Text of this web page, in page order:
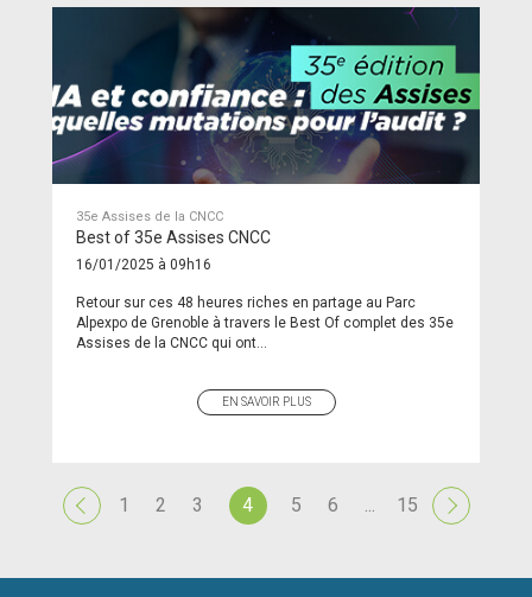
35e Assises de la CNCC
Best of 35e Assises CNCC
16/01/2025 à 09h16
Retour sur ces 48 heures riches en partage au Parc
Alpexpo de Grenoble à travers le Best Of complet des 35e
Assises de la CNCC qui ont...
EN SAVOIR PLUS
1 2 3 4 5 6 ... 15